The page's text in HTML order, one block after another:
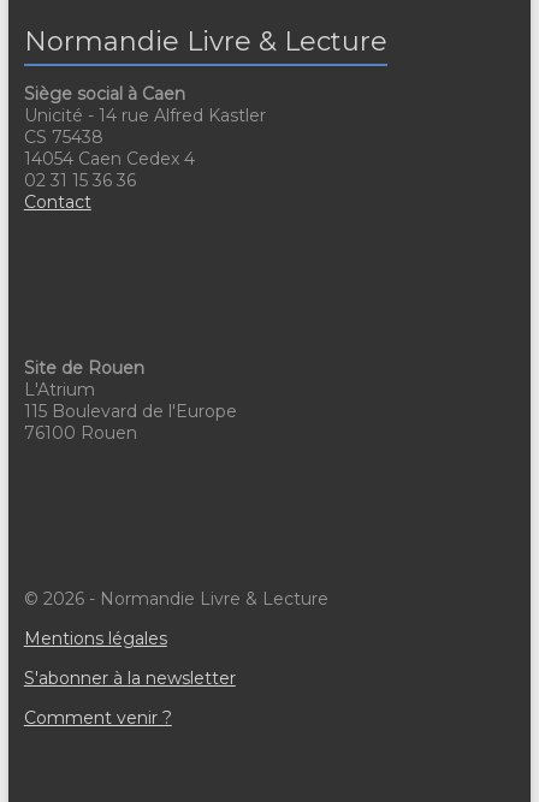
Normandie Livre & Lecture
Siège social à Caen
Unicité - 14 rue Alfred Kastler
CS 75438
14054 Caen Cedex 4
02 31 15 36 36
Contact
Site de Rouen
L'Atrium
115 Boulevard de l'Europe
76100 Rouen
© 2026 - Normandie Livre & Lecture
Mentions légales
S'abonner à la newsletter
Comment venir ?